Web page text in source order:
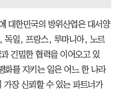
대한민국의 방위산업은 대서양
독일, 프랑스, 루마니아, 노르
긴밀한 협력을 이어오고 있
를 지키는 일은 어느 한 나라
장 신뢰할 수 있는 파트너가